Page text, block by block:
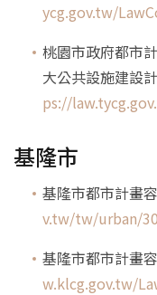
ycg.gov.tw/
桃園市政府都市
大公共設施建設
ps://
基隆市
基隆市都市計畫
v.tw/tw/urban/
基隆市都市計畫
w.klcg.gov.tw/